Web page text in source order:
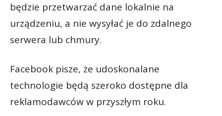
będzie przetwarzać dane lokalnie na
urządzeniu, a nie wysyłać je do zdalnego
serwera lub chmury.
Facebook pisze, że udoskonalane
technologie będą szeroko dostępne dla
reklamodawców w przyszłym roku.